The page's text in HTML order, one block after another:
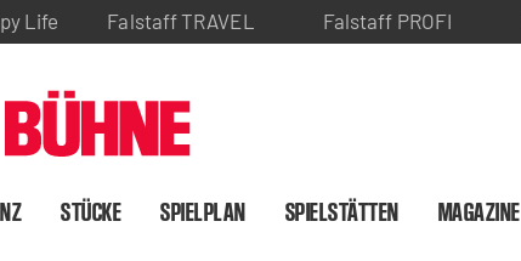
Life Falstaff TRAVEL Falstaff PROFI
STÜCKE SPIELPLAN SPIELSTÄTTEN MAGAZINE